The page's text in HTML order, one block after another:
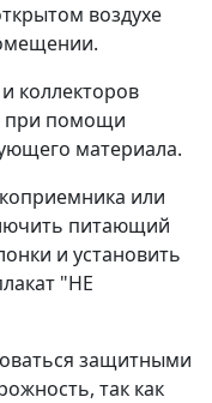
воздухе
коллекторов
при помощи
материала.
или
питающий
и установить
"НЕ
защитными
так как